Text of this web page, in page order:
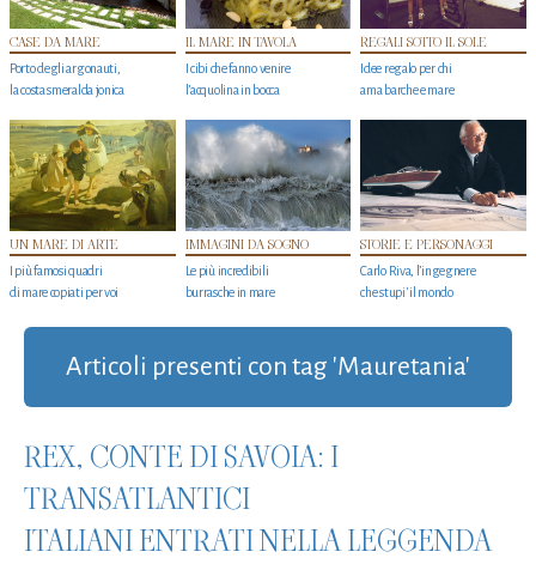
CASE DA MARE
Porto degli argonauti,
la costa smeralda jonica
IL MARE IN TAVOLA
I cibi che fanno venire
l’acquolina in bocca
REGALI SOTTO IL SOLE
Idee regalo per chi
ama barche e mare
UN MARE DI ARTE
I più famosi quadri
di mare copiati per voi
IMMAGINI DA SOGNO
Le più incredibili
burrasche in mare
STORIE E PERSONAGGI
Carlo Riva, l’ingegnere
che stupi' il mondo
Articoli presenti con tag 'Mauretania'
REX, CONTE DI SAVOIA: I
TRANSATLANTICI
ITALIANI ENTRATI NELLA LEGGENDA